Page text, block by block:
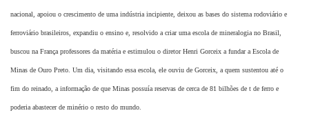
nacional, apoiou o crescimento de uma indústria incipiente, deixou as bases do sistema rodoviário e
ferroviário brasileiros, expandiu o ensino e, resolvido a criar uma escola de mineralogia no Brasil,
buscou na França professores da matéria e estimulou o diretor Henri Gorceix a fundar a Escola de
Minas de Ouro Preto. Um dia, visitando essa escola, ele ouviu de Gorceix, a quem sustentou até o
fim do reinado, a informação de que Minas possuía reservas de cerca de 81 bilhões de t de ferro e
poderia abastecer de minério o resto do mundo.